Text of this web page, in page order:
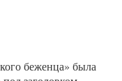
беженца» была